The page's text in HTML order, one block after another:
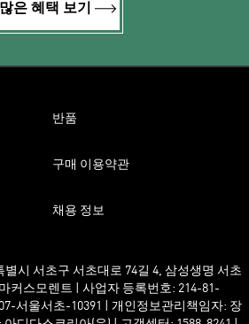
은 혜택 보기
반품
구매 이용약관
채용 정보
시 서초구 서초대로 74길 4, 삼성생명 서초
커스모렌트 | 사업자 등록번호: 214-81-
서울서초-10391 | 개인정보관리책임자: 장